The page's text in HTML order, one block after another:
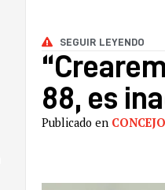
SEGUIR LEYENDO
88, es
Publicado en CONCEJO